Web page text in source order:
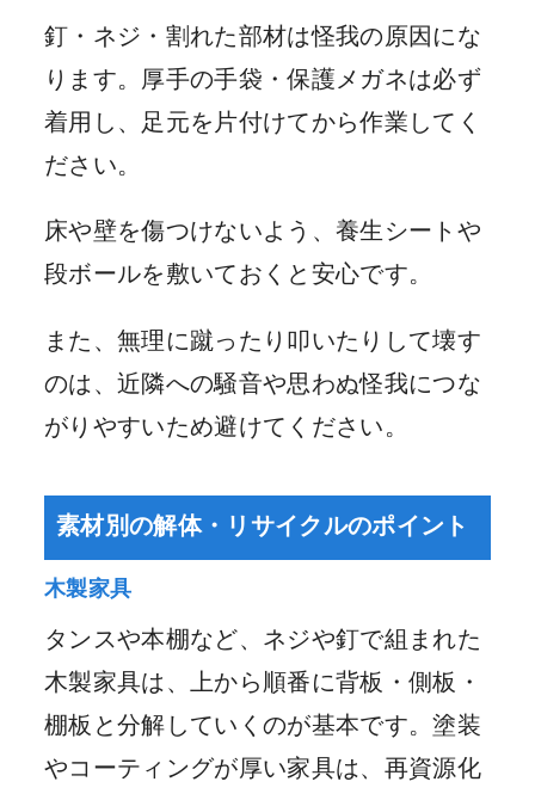
釘・ネジ・割れた部材は怪我の原因にな
ります。厚手の手袋・保護メガネは必ず
着用し、足元を片付けてから作業してく
ださい。
床や壁を傷つけないよう、養生シートや
段ボールを敷いておくと安心です。
また、無理に蹴ったり叩いたりして壊す
のは、近隣への騒音や思わぬ怪我につな
がりやすいため避けてください。
素材別の解体・リサイクルのポイント
木製家具
タンスや本棚など、ネジや釘で組まれた
木製家具は、上から順番に背板・側板・
棚板と分解していくのが基本です。塗装
やコーティングが厚い家具は、再資源化